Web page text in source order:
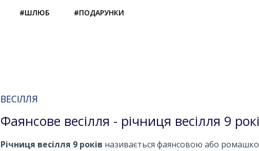
#ШЛЮБ #ПОДАРУНКИ
ВЕСІЛЛЯ
Фаянсове весілля - річниця весілля 9
Річниця весілля 9 років називається фаянсовою або